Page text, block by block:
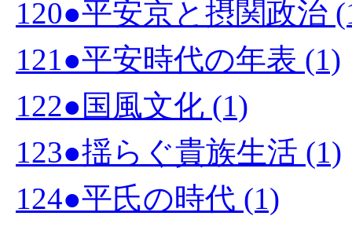
120●平安京と摂関政治
121●平安時代の年表 (1)
122●国風文化 (1)
123●揺らぐ貴族生活 (1)
124●平氏の時代 (1)